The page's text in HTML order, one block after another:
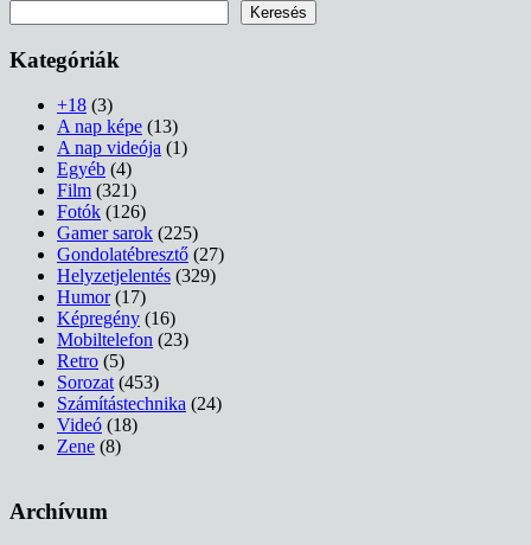
Keresés
Kategóriák
+18 (3)
A nap képe (13)
A nap videója (1)
Egyéb (4)
Film (321)
Fotók (126)
Gamer sarok (225)
Gondolatébresztő (27)
Helyzetjelentés (329)
Humor(17)
Képregény (16)
Mobiltelefon (23)
Retro (5)
Sorozat (453)
Számítástechnika (24)
Videó (18)
Zene (8)
Archívum